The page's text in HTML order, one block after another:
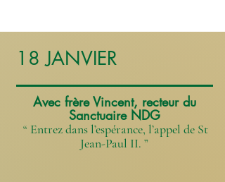
18 JANVIER
Avec frère Vincent, recteur du
Sanctuaire NDG
“ Entrez dans l’espérance, l’appel de St
Jean-Paul II. ”